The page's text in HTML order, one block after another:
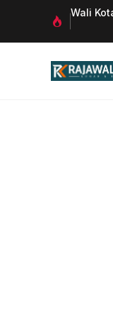
isi
Wali